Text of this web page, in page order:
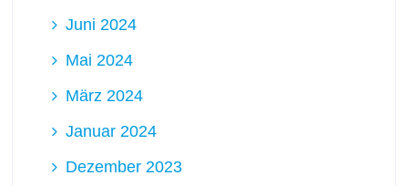
Juni 2024
Mai 2024
März 2024
Januar 2024
Dezember 2023